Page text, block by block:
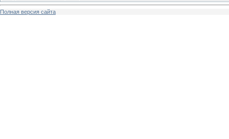
Полная версия сайта